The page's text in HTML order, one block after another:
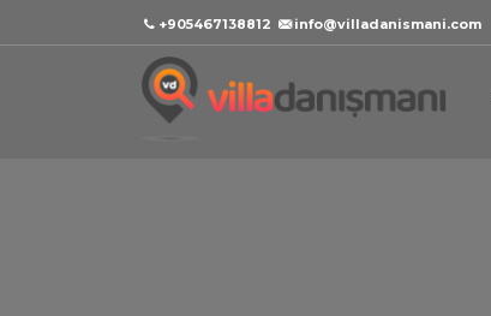
+905467138812 info@villadanismani.com